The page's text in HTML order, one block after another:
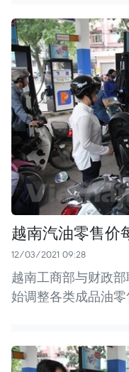
越南汽油零售价
12/03/2021 09:28
越南工商部与财政部
始调整各类成品油零